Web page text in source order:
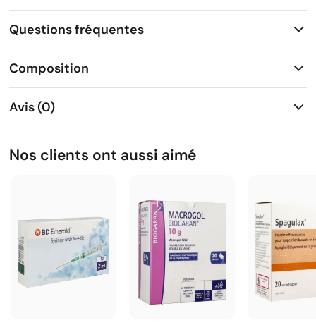
Questions fréquentes
Composition
Avis (0)
Nos clients ont aussi aimé